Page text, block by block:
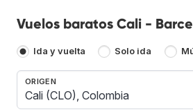
Vuelos baratos Cali -
Ida y vuelta Solo ida
ORIGEN